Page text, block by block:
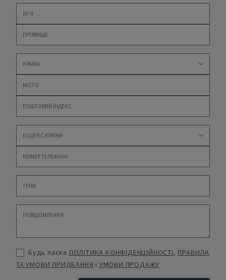
Будь ласка ПОЛІТИКА КОНФІДЕНЦІЙНОСТІ, ПРАВИЛА
ТА УМОВИ ПРИДБАННЯ і УМОВИ ПРОДАЖУ